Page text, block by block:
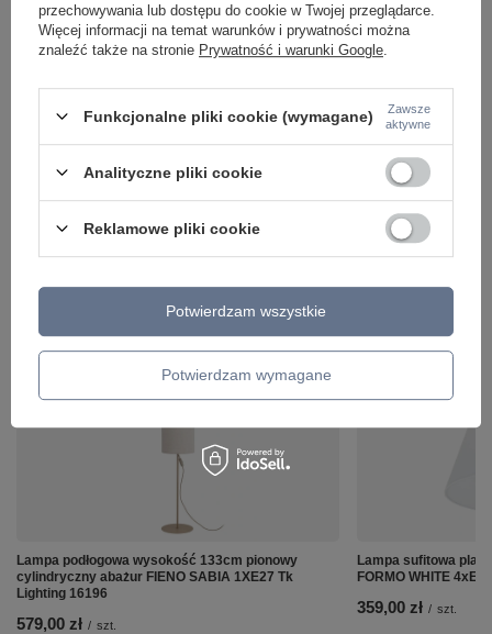
ZOBACZ RÓWNIEŻ
Lampa podłogowa wysokość 133cm pionowy
cylindryczny abażur FIENO SABIA 1XE27 Tk
Lighting 16196
579,00 zł / szt.
Lampa sufitowa
FORMO WHITE
359,00 zł / szt.
przechowywania lub dostępu do cookie w Twojej przeglądarce.
Więcej informacji na temat warunków i prywatności można
znaleźć także na stronie Prywatność i warunki Google
Funkcjonalne pliki cookie (wymagane)
Zawsze
aktywne
Analityczne pliki cookie
Reklamowe pliki cookie
Potwierdzam wymagane
Potwierdzam wszystkie